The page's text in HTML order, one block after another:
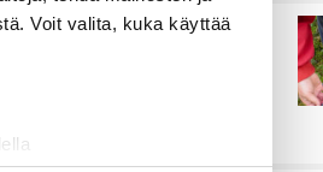
Voit valita, kuka käyttää
Palautitko puistosta löydetyt
Uutiset